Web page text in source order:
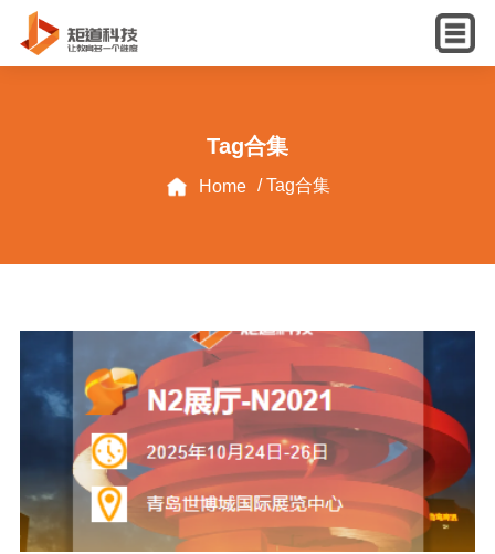
English
Tag合集
Home / Tag合集